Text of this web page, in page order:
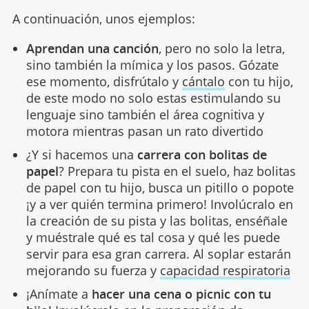
A continuación, unos ejemplos:
Aprendan una canción, pero no solo la letra,
sino también la mímica y los pasos. Gózate
ese momento, disfrútalo y cántalo con tu hijo,
de este modo no solo estas estimulando su
lenguaje sino también el área cognitiva y
motora mientras pasan un rato divertido
¿Y si hacemos una carrera con bolitas de
papel? Prepara tu pista en el suelo, haz bolitas
de papel con tu hijo, busca un pitillo o popote
¡y a ver quién termina primero! Involúcralo en
la creación de su pista y las bolitas, enséñale
y muéstrale qué es tal cosa y qué les puede
servir para esa gran carrera. Al soplar estarán
mejorando su fuerza y capacidad respiratoria
¡Anímate a hacer una cena o picnic con tu